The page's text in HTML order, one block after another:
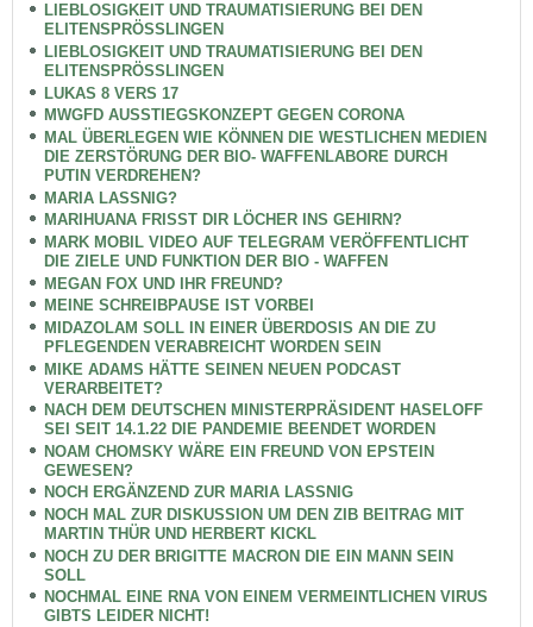
LIEBLOSIGKEIT UND TRAUMATISIERUNG BEI DEN
ELITENSPRÖSSLINGEN
LIEBLOSIGKEIT UND TRAUMATISIERUNG BEI DEN
ELITENSPRÖSSLINGEN
LUKAS 8 VERS 17
MWGFD AUSSTIEGSKONZEPT GEGEN CORONA
MAL ÜBERLEGEN WIE KÖNNEN DIE WESTLICHEN MEDIEN
DIE ZERSTÖRUNG DER BIO- WAFFENLABORE DURCH
PUTIN VERDREHEN?
MARIA LASSNIG?
MARIHUANA FRISST DIR LÖCHER INS GEHIRN?
MARK MOBIL VIDEO AUF TELEGRAM VERÖFFENTLICHT
DIE ZIELE UND FUNKTION DER BIO - WAFFEN
MEGAN FOX UND IHR FREUND?
MEINE SCHREIBPAUSE IST VORBEI
MIDAZOLAM SOLL IN EINER ÜBERDOSIS AN DIE ZU
PFLEGENDEN VERABREICHT WORDEN SEIN
MIKE ADAMS HÄTTE SEINEN NEUEN PODCAST
VERARBEITET?
NACH DEM DEUTSCHEN MINISTERPRÄSIDENT HASELOFF
SEI SEIT 14.1.22 DIE PANDEMIE BEENDET WORDEN
NOAM CHOMSKY WÄRE EIN FREUND VON EPSTEIN
GEWESEN?
NOCH ERGÄNZEND ZUR MARIA LASSNIG
NOCH MAL ZUR DISKUSSION UM DEN ZIB BEITRAG MIT
MARTIN THÜR UND HERBERT KICKL
NOCH ZU DER BRIGITTE MACRON DIE EIN MANN SEIN
SOLL
NOCHMAL EINE RNA VON EINEM VERMEINTLICHEN VIRUS
GIBTS LEIDER NICHT!